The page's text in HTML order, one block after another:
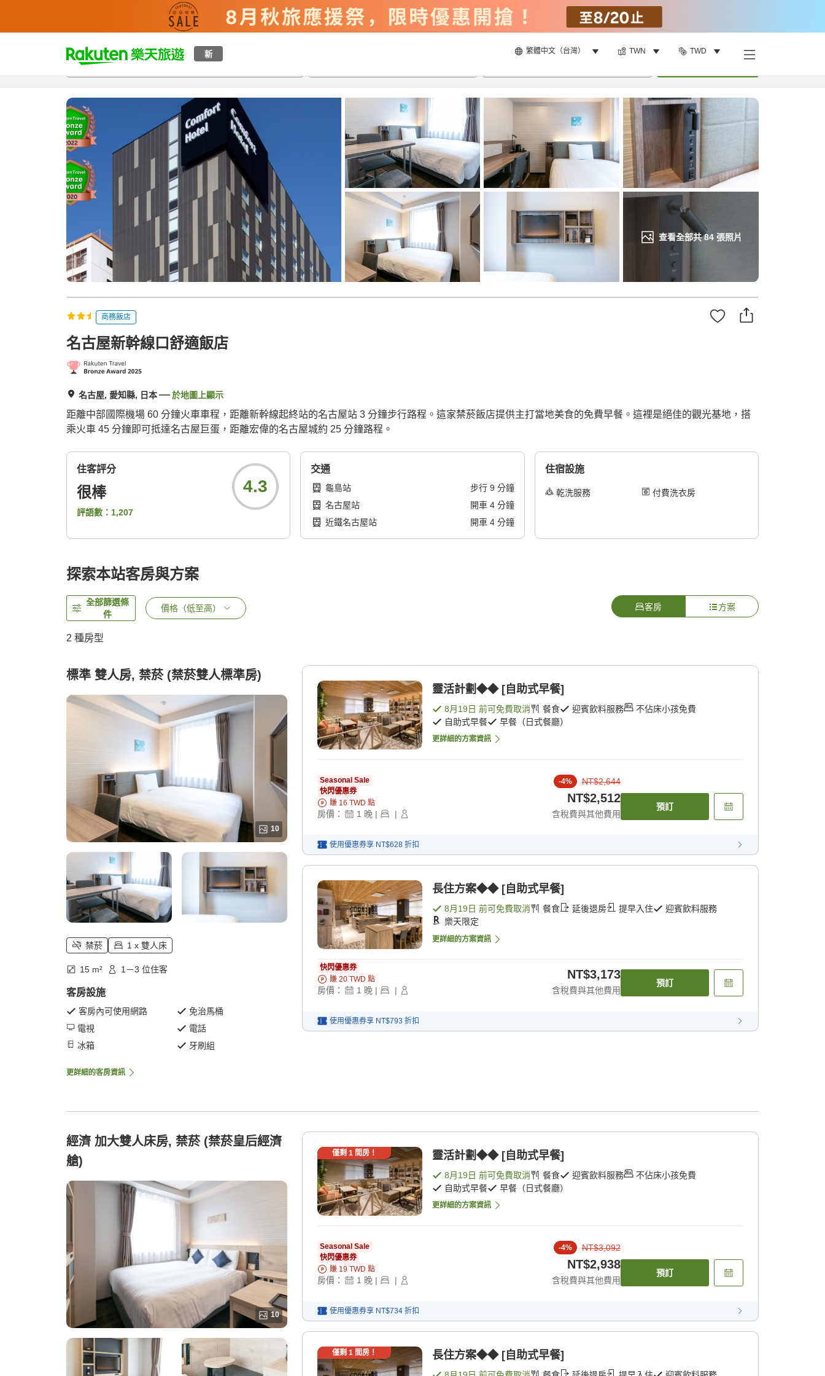
新 繁體中文（台灣） TWN TWD
t
p
a
g
e
_
s
e
a
r
c
查看全部共84張照片
總覽客房與方案評語特點設施
商務飯店
名古屋新幹線口舒適飯店
名古屋, 愛知縣, 日本 於地圖上顯示
距離中部國際機場 60 分鐘火車車程，距離新幹線起終站的名古屋站 3 分鐘步行路程。這家禁菸飯店提供主打當地美食的免費早餐。這裡是絕佳的觀光基地，搭
乘火車 45 分鐘即可抵達名古屋巨蛋，距離宏偉的名古屋城約 25 分鐘路程。
住客評分
很棒
評語數： 1,207
4.3
交通
龜島站 步行 9 分鐘
名古屋站
開車 4分鐘
近鐵名古屋站
開車 4分鐘
住宿設施
乾洗服務 付費洗衣房
探索本站客房與方案
全部篩選條
件
價格（低至高） 客房 方案
2 種房型
標準 雙人房, 禁菸 (禁菸雙人標準房)
10
禁菸 1 x 雙人床
15 m² 1－3 位住客
客房設施
客房內可使用網路
免治馬桶
電視
電話
冰箱
牙刷組
更詳細的客房資訊
靈活計劃◆◆ [自助式早餐]
8月19日 前可免費取消 餐食 迎賓飲料服務
不佔床小孩免費
自助式早餐
早餐（日式餐廳）
更詳細的方案資訊
Seasonal Sale
快閃優惠券
賺 16 TWD 點
房價： 1 晚 | |
-4% NT$2,644
NT$2,512
含稅費與其他費用
預訂
使用優惠券享 NT$628 折扣
長住方案◆◆ [自助式早餐]
8月19日 前可免費取消 餐食 延後退房 提早入住
迎賓飲料服務
樂天限定
更詳細的方案資訊
快閃優惠券
賺 20 TWD 點
房價： 1 晚 | |
NT$3,173
含稅費與其他費用
預訂
使用優惠券享 NT$793 折扣
經濟 加大雙人床房, 禁菸 (禁菸皇后經濟
艙)
10
僅剩 1間房！ 靈活計劃◆◆ [自助式早餐]
8月19日 前可免費取消 餐食 迎賓飲料服務
不佔床小孩免費
自助式早餐
早餐（日式餐廳）
更詳細的方案資訊
Seasonal Sale
快閃優惠券
賺 19 TWD 點
房價： 1 晚 | |
-4% NT$3,092
NT$2,938
含稅費與其他費用
預訂
使用優惠券享 NT$734 折扣
僅剩 1間房！ 長住方案◆◆ [自助式早餐]